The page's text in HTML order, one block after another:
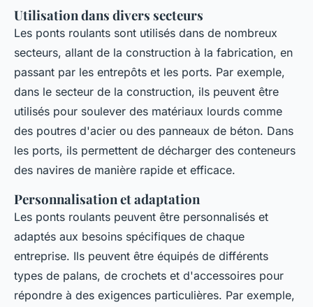
Utilisation dans divers secteurs
Les ponts roulants sont utilisés dans de nombreux
secteurs, allant de la construction à la fabrication, en
passant par les entrepôts et les ports. Par exemple,
dans le secteur de la construction, ils peuvent être
utilisés pour soulever des matériaux lourds comme
des poutres d'acier ou des panneaux de béton. Dans
les ports, ils permettent de décharger des conteneurs
des navires de manière rapide et efficace.
Personnalisation et adaptation
Les ponts roulants peuvent être personnalisés et
adaptés aux besoins spécifiques de chaque
entreprise. Ils peuvent être équipés de différents
types de palans, de crochets et d'accessoires pour
répondre à des exigences particulières. Par exemple,